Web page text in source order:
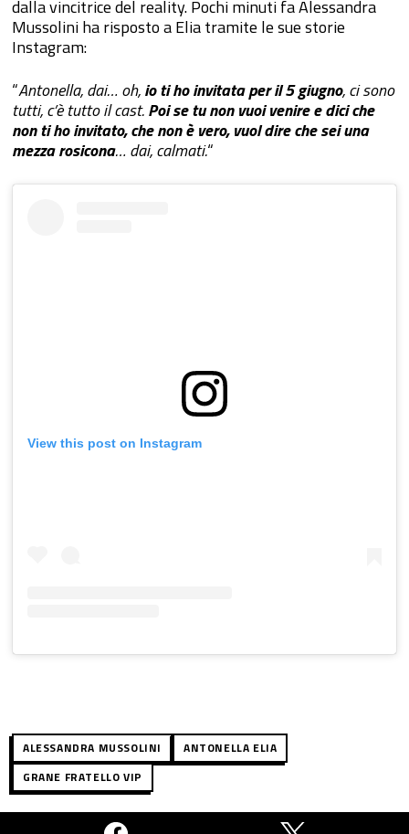
dalla vincitrice del reality. Pochi minuti fa Alessandra
Mussolini ha risposto a Elia tramite le sue storie
Instagram:
“Antonella, dai… oh,io ti ho invitata per il 5 giugno, ci sono
tutti, c’è tutto il cast.Poi se tu non vuoi venire e dici che
non ti ho invitato, che non è vero, vuol dire che sei una
mezza rosicona… dai, calmati.“
View this post on Instagram
ALESSANDRA MUSSOLINI
ANTONELLA ELIA
GRANE FRATELLO VIP